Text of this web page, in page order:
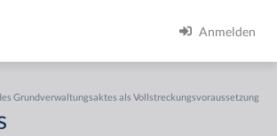
Anmelden
Grundverwaltungsaktes als Vollstreckungsvoraussetzung